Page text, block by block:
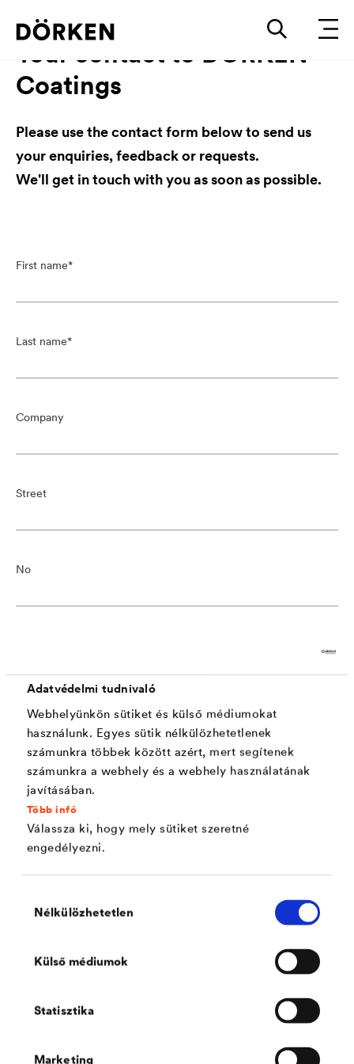
Adatvédelmi tudnivaló
Webhelyünkön sütiket és külső médiumokat
használunk. Egyes sütik nélkülözhetetlenek
számunkra többek között azért, mert segítenek
számunkra a webhely és a webhely használatának
javításában.
Több infó
Válassza ki, hogy mely sütiket szeretné
engedélyezni.
kiválasztása
Nélkülözhetetlen
Külső médiumok
Statisztika
Marketing
Your contact to DÖRKEN
Coatings
Please use the contact form below to send us
your enquiries, feedback or requests.
We'll get in touch with you as soon as possible.
First name
Last name
Company
Street
No
City
Phone number
Mobile number